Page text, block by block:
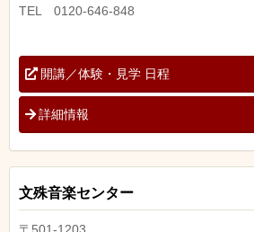
TEL 0120-646-848
開講／体験・見学 日程
詳細情報
文殊音楽センター